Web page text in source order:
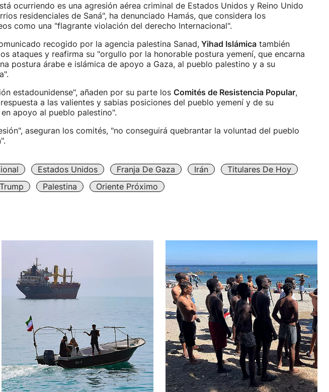
ocurriendo es una agresión aérea criminal de Estados Unidos y Reino Unido
residenciales de Saná", ha denunciado Hamás, que considera los
como una "flagrante violación del derecho Internacional".
recogido por la agencia palestina Sanad,Yihad Islámicatambién
ataques y reafirma su "orgullo por la honorable postura yemení, que encarna
postura árabe e islámica de apoyo a Gaza, al pueblo palestino y a su
estadounidense", añaden por su parte los Comités de Resistencia Popular,
a las valientes y sabias posiciones del pueblo yemení y de su
apoyo al pueblo palestino".
aseguran los comités, "no conseguirá quebrantar la voluntad del pueblo
Estados Unidos Franja De Gaza Irán
Titulares De Hoy
Palestina Oriente Próximo